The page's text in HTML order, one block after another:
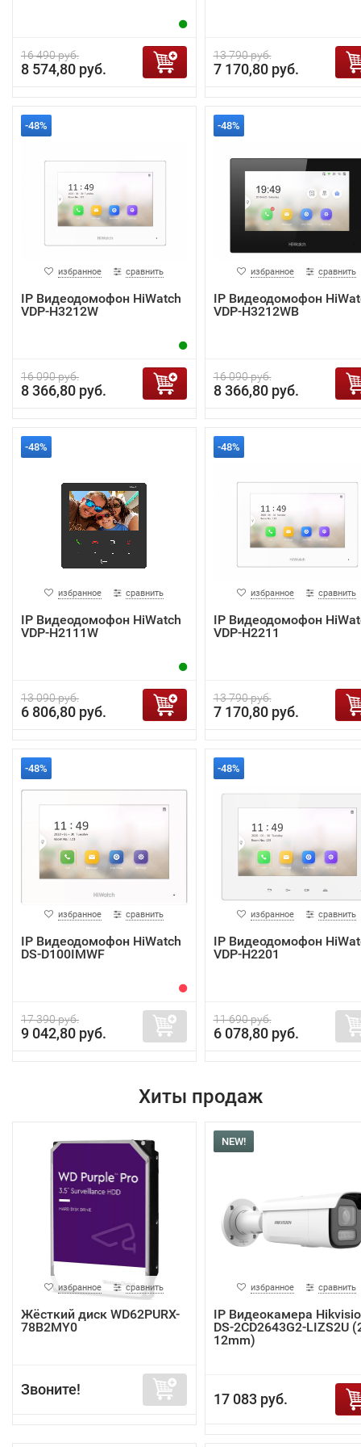
16 490 руб.
8 574,80 руб.
13 790 руб.
7 170,80 руб.
-48%
избранное сравнить
IP Видеодомофон HiWatch
VDP-H3212W
16 090 руб.
8 366,80 руб.
-48%
избранное сравнить
IP Видеодомофон
VDP-H3212WB
16 090 руб.
8 366,80 руб.
-48%
избранное сравнить
IP Видеодомофон HiWatch
VDP-H2111W
13 090 руб.
6 806,80 руб.
-48%
избранное сравнить
IP Видеодомофон
VDP-H2211
13 790 руб.
7 170,80 руб.
-48%
избранное сравнить
IP Видеодомофон HiWatch
DS-D100IMWF
17 390 руб.
9 042,80 руб.
-48%
избранное сравнить
IP Видеодомофон
VDP-H2201
11 690 руб.
6 078,80 руб.
Хиты продаж
избранное сравнить
Жёсткий диск WD62PURX-
78B2MY0
Звоните!
NEW!
избранное сравнить
IP Видеокамера
DS-2CD2643G2-LIZS2U
12mm)
17 083 руб.